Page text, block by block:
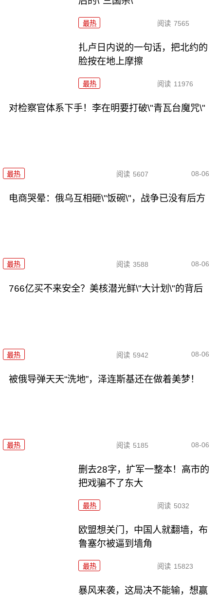
最热 阅读 7565
扎卢日内说的一句话，把北约的
脸按在地上摩擦
最热 阅读 11976
对检察官体系下手！李在明要打破\"青瓦台魔咒\"
最热 阅读 5607 08-06
电商哭晕：俄乌互相砸\"饭碗\"，战争已没有后方
最热 阅读 3588 08-06
766亿买不来安全？美核潜光鲜\"大计划\"的背后
最热 阅读 5942 08-06
被俄导弹天天“洗地”，泽连斯基还在做着美梦！
最热 阅读 5185 08-06
删去28字，扩军一整本！高市的
把戏骗不了东大
最热 阅读 5032
欧盟想关门，中国人就翻墙，布
鲁塞尔被逼到墙角
最热 阅读 15823
暴风来袭，这局决不能输，想赢